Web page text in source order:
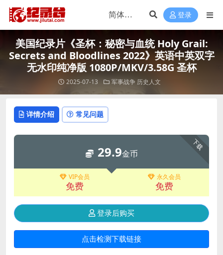
登录
美国纪录片《圣杯：秘密与血统 Holy Grail:
Secrets and Bloodlines 2022》英语中英双字
无水印纯净版 1080P/MKV/3.58G 圣杯
2025-07-13 军事战争 历史人文
详情介绍 常见问题
下载
29.9金币
VIP会员
免费
永久会员
免费
登录后购买
点击检测下载链接